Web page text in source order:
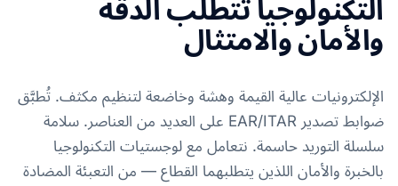
التكنولوجيا تتطلب الدقة
والأمان والامتثال
الإلكترونيات عالية القيمة وهشة وخاضعة لتنظيم مكثف. تُطبَّق
ضوابط تصدير EAR/ITAR على العديد من العناصر. سلامة
سلسلة التوريد حاسمة. نتعامل مع لوجستيات التكنولوجيا
بالخبرة والأمان اللذين يتطلبهما القطاع — من التعبئة المضادة